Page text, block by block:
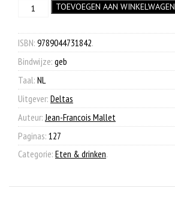
was:
€ 19,95.
is:
€ 9,90.
aantal
TOEVOEGEN AAN WINKELWAGEN
ISBN: 9789044731842.
Bindwijze: geb
Taal: NL
Uitgever: Deltas
Auteur: Jean-Francois Mallet
Paginas: 127
Categorie: Eten & drinken.